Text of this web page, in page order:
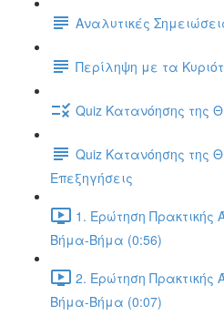
Αναλυτικές
Περίληψη με τα
Quiz Κατανόησης της
Quiz Κατανόησης της
Επεξηγήσεις
1. Ερώτηση Πρακτικής
Βήμα-Βήμα (0:56)
2. Ερώτηση Πρακτικής
Βήμα-Βήμα (0:07)